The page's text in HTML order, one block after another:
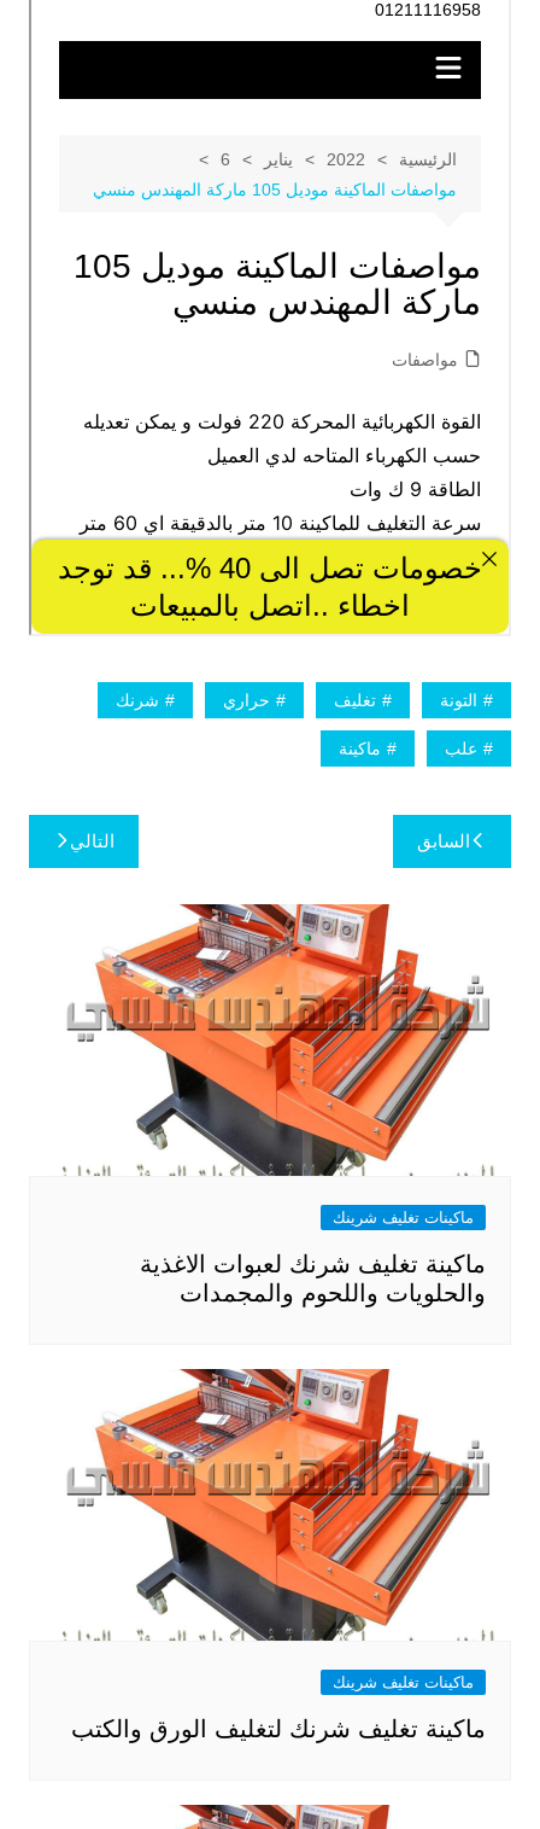
التونة تغليف حراري شرنك
علب ماكينة
تصفّح
المقالات
السابق التالي
ماكينات تغليف شرينك
ماكينة تغليف شرنك لعبوات الاغذية
والحلويات واللحوم والمجمدات
ماكينات تغليف شرينك
ماكينة تغليف شرنك لتغليف الورق والكتب